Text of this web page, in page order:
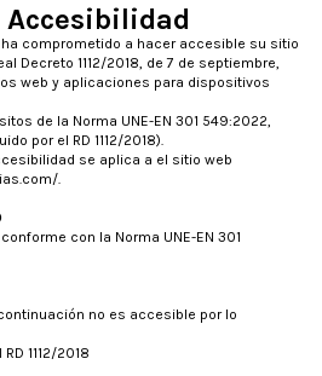
Accesibilidad
ha comprometido a hacer accesible su sitio
Decreto 1112/2018, de 7 de septiembre,
web y aplicaciones para dispositivos
de la Norma UNE-EN 301 549:2022,
por el RD 1112/2018).
se aplica a el sitio web
.
con la Norma UNE-EN 301
no es accesible por lo
1112/2018